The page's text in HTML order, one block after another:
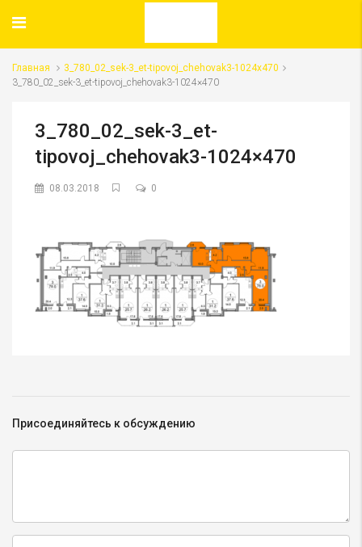
Главная
3_780_02_sek-3_et-tipovoj_chehovak3-1024x470
3_780_02_sek-3_et-tipovoj_chehovak3-1024×470
3_780_02_sek-3_et-
tipovoj_chehovak3-1024×470
08.03.2018 0
Присоединяйтесь к обсуждению